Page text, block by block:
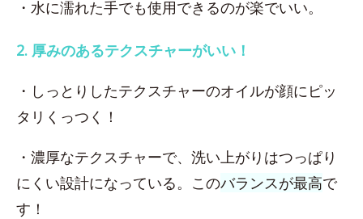
・水に濡れた手でも使用できるのが楽でいい。
2. 厚みのあるテクスチャーがいい！
・しっとりしたテクスチャーのオイルが顔にピッ
タリくっつく！
・濃厚なテクスチャーで、洗い上がりはつっぱり
にくい設計になっている。このバランスが最高で
す！